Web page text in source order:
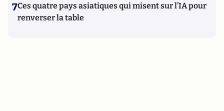
7Ces quatre pays asiatiques qui misent sur l’IA pour
renverser la table